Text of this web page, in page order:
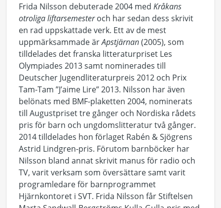
Frida Nilsson debuterade 2004 med Kråkans
otroliga liftarsemesteroch har sedan dess skrivit
en rad uppskattade verk. Ett av de mest
uppmärksammade ärApstjärnan(2005), som
tilldelades det franska litteraturpriset Les
Olympiades 2013 samt nominerades till
Deutscher Jugendliteraturpreis 2012 och Prix
Tam-Tam ”J’aime Lire” 2013. Nilsson har även
belönats med BMF-plaketten 2004, nominerats
till Augustpriset tre gånger och Nordiska rådets
pris för barn och ungdomslitteratur två gånger.
2014 tilldelades hon förlaget Rabén & Sjögrens
Astrid Lindgren-pris. Förutom barnböcker har
Nilsson bland annat skrivit manus för radio och
TV, varit verksam som översättare samt varit
programledare för barnprogrammet
Hjärnkontoret i SVT. Frida Nilsson får Stiftelsen